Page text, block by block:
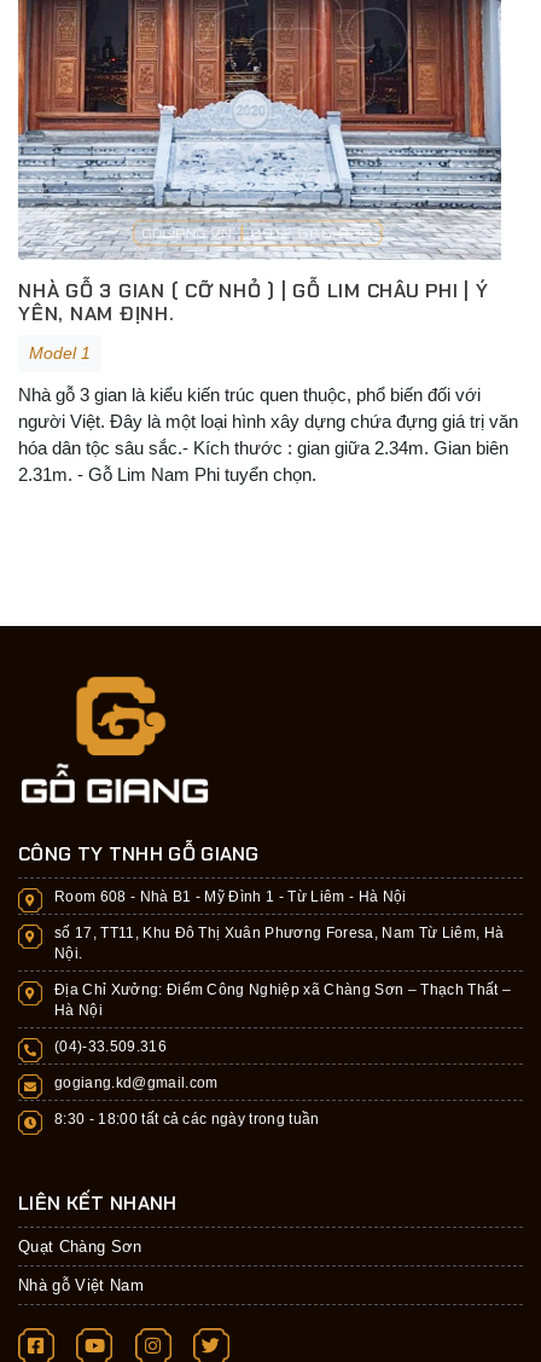
NHÀ GỖ 3 GIAN ( CỠ NHỎ ) | GỖ LIM CHÂU PHI | Ý
YÊN, NAM ĐỊNH.
Model 1
Nhà gỗ 3 gian là kiểu kiến trúc quen thuộc, phổ biến đối với
người Việt. Đây là một loại hình xây dựng chứa đựng giá trị văn
hóa dân tộc sâu sắc.- Kích thước : gian giữa 2.34m. Gian biên
2.31m. - Gỗ Lim Nam Phi tuyển chọn.
CÔNG TY TNHH GỖ GIANG
Room 608 - Nhà B1 - Mỹ Đình 1 - Từ Liêm - Hà Nội
số 17, TT11, Khu Đô Thị Xuân Phương Foresa, Nam Từ Liêm, Hà
Nội.
Địa Chỉ Xưởng: Điểm Công Nghiệp xã Chàng Sơn – Thạch Thất –
Hà Nội
(04)-33.509.316
gogiang.kd@gmail.com
8:30 - 18:00 tất cả các ngày trong tuần
LIÊN KẾT NHANH
Quạt Chàng Sơn
Nhà gỗ Việt Nam